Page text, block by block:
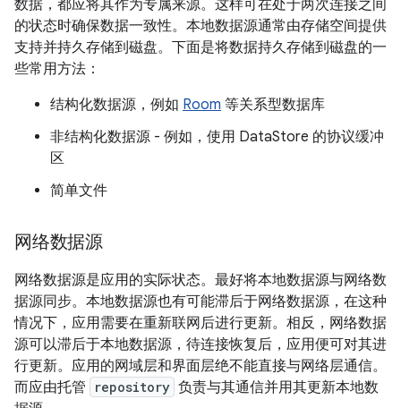
数据，都应将其作为专属来源。这样可在处于两次连接之间
的状态时确保数据一致性。本地数据源通常由存储空间提供
支持并持久存储到磁盘。下面是将数据持久存储到磁盘的一
些常用方法：
结构化数据源，例如 Room 等关系型数据库
非结构化数据源 - 例如，使用 DataStore 的协议缓冲
区
简单文件
网络数据源
网络数据源是应用的实际状态。最好将本地数据源与网络数
据源同步。本地数据源也有可能滞后于网络数据源，在这种
情况下，应用需要在重新联网后进行更新。相反，网络数据
源可以滞后于本地数据源，待连接恢复后，应用便可对其进
行更新。应用的网域层和界面层绝不能直接与网络层通信。
而应由托管
repository 负责与其通信并用其更新本地数